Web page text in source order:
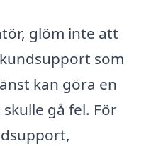
glöm inte att
som
kan göra en
gå fel. För